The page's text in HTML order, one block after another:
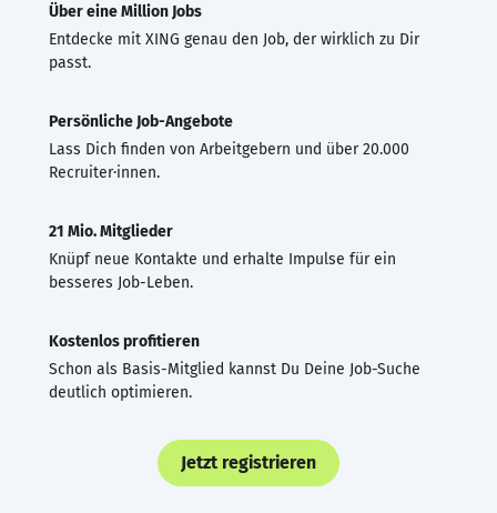
Über eine Million Jobs
Entdecke mit XING genau den Job, der wirklich zu Dir
passt.
Persönliche Job-Angebote
Lass Dich finden von Arbeitgebern und über 20.000
Recruiter·innen.
21 Mio. Mitglieder
Knüpf neue Kontakte und erhalte Impulse für ein
besseres Job-Leben.
Kostenlos profitieren
Schon als Basis-Mitglied kannst Du Deine Job-Suche
deutlich optimieren.
Jetzt registrieren